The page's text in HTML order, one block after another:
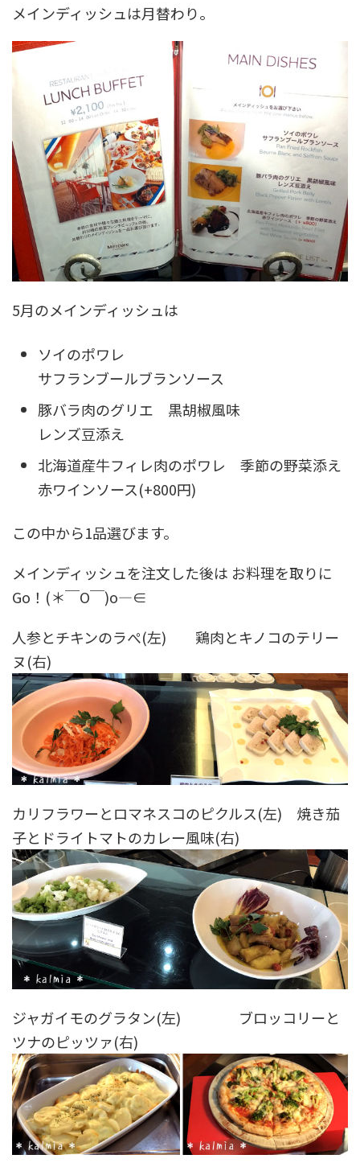
メインディッシュは月替わり。
5月のメインディッシュは
ソイのポワレ
サフランブールブランソース
豚バラ肉のグリエ 黒胡椒風味
レンズ豆添え
北海道産牛フィレ肉のポワレ 季節の野菜添え
赤ワインソース(+800円)
この中から1品選びます。
メインディッシュを注文した後は お料理を取りに
Go！(＊￣O￣)o―∈
人参とチキンのラぺ(左) 鶏肉とキノコのテリー
ヌ(右)
カリフラワーとロマネスコのピクルス(左) 焼き茄
子とドライトマトのカレー風味(右)
ジャガイモのグラタン(左) ブロッコリーと
ツナのピッツァ(右)